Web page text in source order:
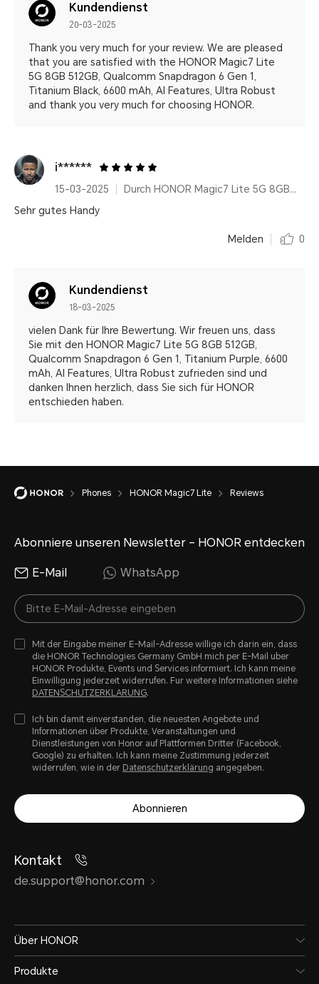
Kundendienst
20-03-2025
Thank you very much for your review. We are pleased
that you are satisfied with the HONOR Magic7 Lite
5G 8GB 512GB, Qualcomm Snapdragon 6 Gen 1,
Titanium Black, 6600 mAh, AI Features, Ultra Robust
and thank you very much for choosing HONOR.
i******
15-03-2025
Durch HONOR Magic7 Lite 5G 8GB+512GB, Qualcomm Snapdragon 6 Gen 1, Titanium Purple, 6600 mAh, AI Features, Ultra Robust
Sehr gutes Handy
Melden 0
Kundendienst
18-03-2025
vielen Dank für Ihre Bewertung. Wir freuen uns, dass
Sie mit den HONOR Magic7 Lite 5G 8GB 512GB,
Qualcomm Snapdragon 6 Gen 1, Titanium Purple, 6600
mAh, AI Features, Ultra Robust zufrieden sind und
danken Ihnen herzlich, dass Sie sich für HONOR
entschieden haben.
Phones HONOR Magic7 Lite Reviews
Abonniere unseren Newsletter – HONOR entdecken
E-Mail WhatsApp
Mit der Eingabe meiner E-Mail-Adresse willige ich darin ein, dass
die HONOR Technologies Germany GmbH mich per E-Mail uber
HONOR Produkte, Events und Services informiert. Ich kann meine
Einwilligung jederzeit widerrufen. Fur weitere Informationen siehe
DATENSCHUTZERKLARUNG.
Ich bin damit einverstanden, die neuesten Angebote und
Informationen über Produkte, Veranstaltungen und
Dienstleistungen von Honor auf Plattformen Dritter (Facebook,
Google) zu erhalten. Ich kann meine Zustimmung jederzeit
widerrufen, wie in der Datenschutzerklärung angegeben.
Abonnieren
Kontakt
de.support@honor.com
Über HONOR
Produkte